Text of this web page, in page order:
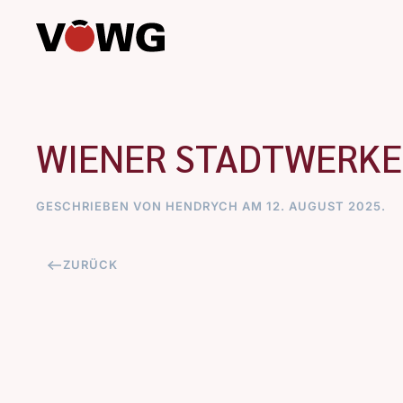
Zum Hauptinhalt springen
WIENER
GESCHRIEBEN VON HENDRYCH AM 12. AUGUST 2025.
ZURÜCK